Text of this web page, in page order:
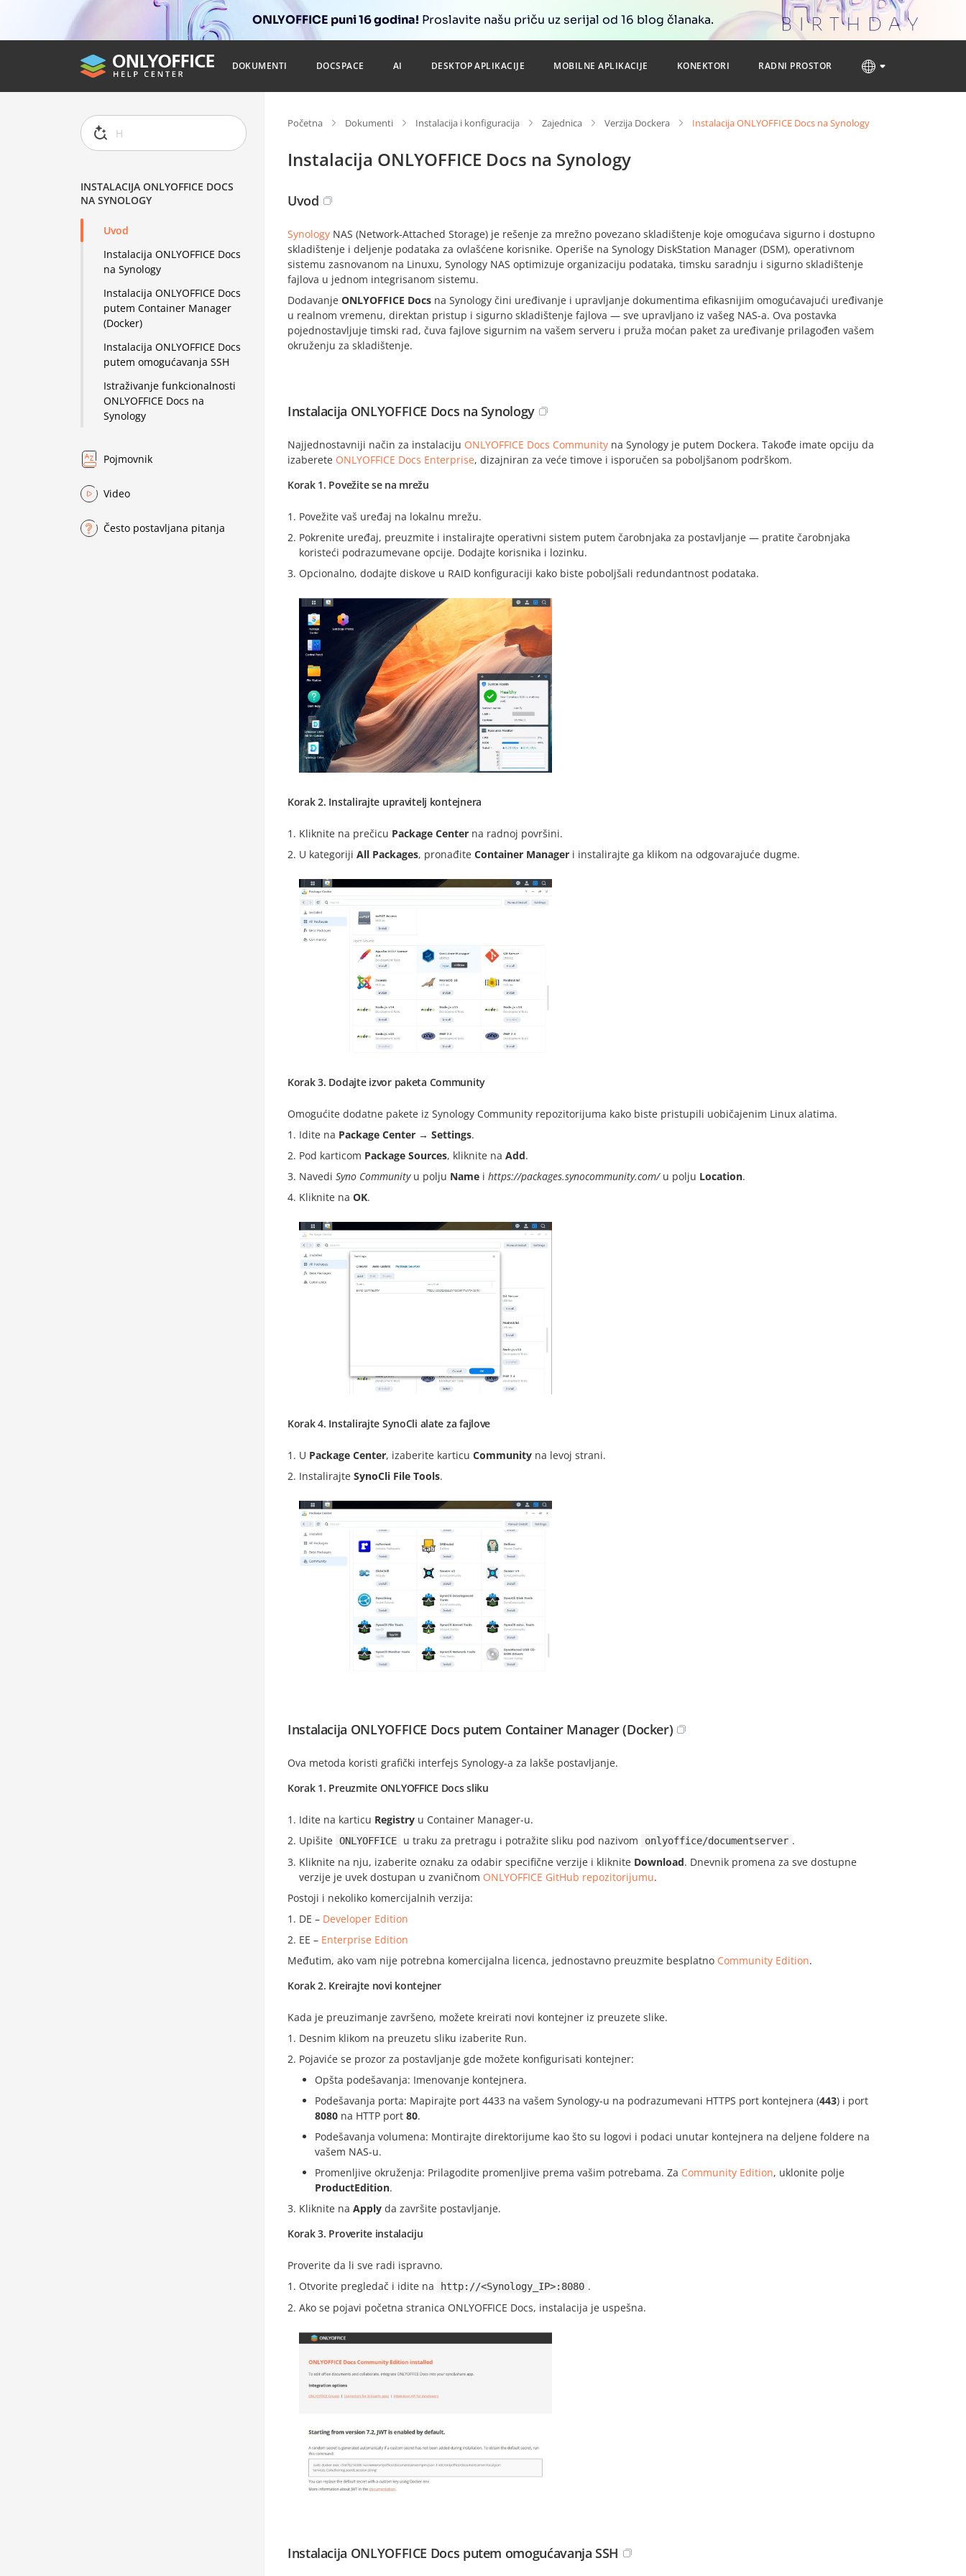
ONLYOFFICE puni 16 godina! Proslavite našu priču uz serijal od 16 blog članaka.
DOKUMENTI DOCSPACE AI DESKTOP APLIKACIJE MOBILNE APLIKACIJE KONEKTORI RADNI PROSTOR
INSTALACIJA ONLYOFFICE DOCS
NA SYNOLOGY
Uvod
Instalacija ONLYOFFICE Docs
na Synology
Instalacija ONLYOFFICE Docs
putem Container Manager
(Docker)
Instalacija ONLYOFFICE Docs
putem omogućavanja SSH
Istraživanje funkcionalnosti
ONLYOFFICE Docs na
Synology
Pojmovnik
Video
Često postavljana pitanja
Početna Dokumenti Instalacija i konfiguracija Zajednica Verzija Dockera Instalacija ONLYOFFICE Docs na Synology
Instalacija ONLYOFFICE Docs na Synology
Uvod
Synology NAS (Network-Attached Storage) je rešenje za mrežno povezano skladištenje koje omogućava sigurno i dostupno
skladištenje i deljenje podataka za ovlašćene korisnike. Operiše na Synology DiskStation Manager (DSM), operativnom
sistemu zasnovanom na Linuxu, Synology NAS optimizuje organizaciju podataka, timsku saradnju i sigurno skladištenje
fajlova u jednom integrisanom sistemu.
Dodavanje ONLYOFFICE Docs na Synology čini uređivanje i upravljanje dokumentima efikasnijim omogućavajući uređivanje
u realnom vremenu, direktan pristup i sigurno skladištenje fajlova — sve upravljano iz vašeg NAS-a. Ova postavka
pojednostavljuje timski rad, čuva fajlove sigurnim na vašem serveru i pruža moćan paket za uređivanje prilagođen vašem
okruženju za skladištenje.
Instalacija ONLYOFFICE Docs na Synology
Najjednostavniji način za instalaciju ONLYOFFICE Docs Community na Synology je putem Dockera. Takođe imate opciju da
izaberete ONLYOFFICE Docs Enterprise, dizajniran za veće timove i isporučen sa poboljšanom podrškom.
Korak 1. Povežite se na mrežu
Povežite vaš uređaj na lokalnu mrežu.
Pokrenite uređaj, preuzmite i instalirajte operativni sistem putem čarobnjaka za postavljanje — pratite čarobnjaka
koristeći podrazumevane opcije. Dodajte korisnika i lozinku.
Opcionalno, dodajte diskove u RAID konfiguraciji kako biste poboljšali redundantnost podataka.
Korak 2. Instalirajte upravitelj kontejnera
Kliknite na prečicu Package Center na radnoj površini.
U kategoriji All Packages, pronađite Container Manager i instalirajte ga klikom na odgovarajuće dugme.
Korak 3. Dodajte izvor paketa Community
Omogućite dodatne pakete iz Synology Community repozitorijuma kako biste pristupili uobičajenim Linux alatima.
Idite na Package Center → Settings.
Pod karticom Package Sources, kliknite na Add.
Navedi Syno Communityu polju Name i https://packages.synocommunity.com/u polju Location.
Kliknite na OK.
Korak 4. Instalirajte SynoCli alate za fajlove
U Package Center, izaberite karticu Community na levoj strani.
Instalirajte SynoCli File Tools.
Instalacija ONLYOFFICE Docs putem Container Manager (Docker)
Ova metoda koristi grafički interfejs Synology-a za lakše postavljanje.
Korak 1. Preuzmite ONLYOFFICE Docs sliku
Idite na karticu Registry u Container Manager-u.
Upišite ONLYOFFICE u traku za pretragu i potražite sliku pod nazivom onlyoffice/documentserver .
Kliknite na nju, izaberite oznaku za odabir specifične verzije i kliknite Download. Dnevnik promena za sve dostupne
verzije je uvek dostupan u zvaničnom ONLYOFFICE GitHub repozitorijumu.
Postoji i nekoliko komercijalnih verzija:
DE – Developer Edition
EE – Enterprise Edition
Međutim, ako vam nije potrebna komercijalna licenca, jednostavno preuzmite besplatno Community Edition.
Korak 2. Kreirajte novi kontejner
Kada je preuzimanje završeno, možete kreirati novi kontejner iz preuzete slike.
Desnim klikom na preuzetu sliku izaberite Run.
Pojaviće se prozor za postavljanje gde možete konfigurisati kontejner:
Opšta podešavanja: Imenovanje kontejnera.
Podešavanja porta: Mapirajte port 4433 na vašem Synology-u na podrazumevani HTTPS port kontejnera (443) i port
8080 na HTTP port 80.
Podešavanja volumena: Montirajte direktorijume kao što su logovi i podaci unutar kontejnera na deljene foldere na
vašem NAS-u.
Promenljive okruženja: Prilagodite promenljive prema vašim potrebama. Za Community Edition, uklonite polje
ProductEdition.
Kliknite na Apply da završite postavljanje.
Korak 3. Proverite instalaciju
Proverite da li sve radi ispravno.
Otvorite pregledač i idite na
http://<Synology_IP>:8080 .
Ako se pojavi početna stranica ONLYOFFICE Docs, instalacija je uspešna.
Instalacija ONLYOFFICE Docs putem omogućavanja SSH